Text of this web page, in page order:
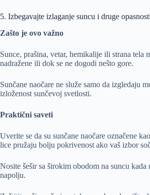
5. Izbegavajte izlaganje suncu i druge
Zašto je ovo važno
Sunce, prašina, vetar, hemikalije ili strana
nadražene ili dok se ne dogodi nešto gore.
Sunčane naočare ne služe samo da izgledaju
izloženost sunčevoj svetlosti.
Praktični saveti
Uverite se da su sunčane naočare označene
lice pružaju bolju pokrivenost ako vaš izbor
Nosite šešir sa širokim obodom na suncu
napolju.